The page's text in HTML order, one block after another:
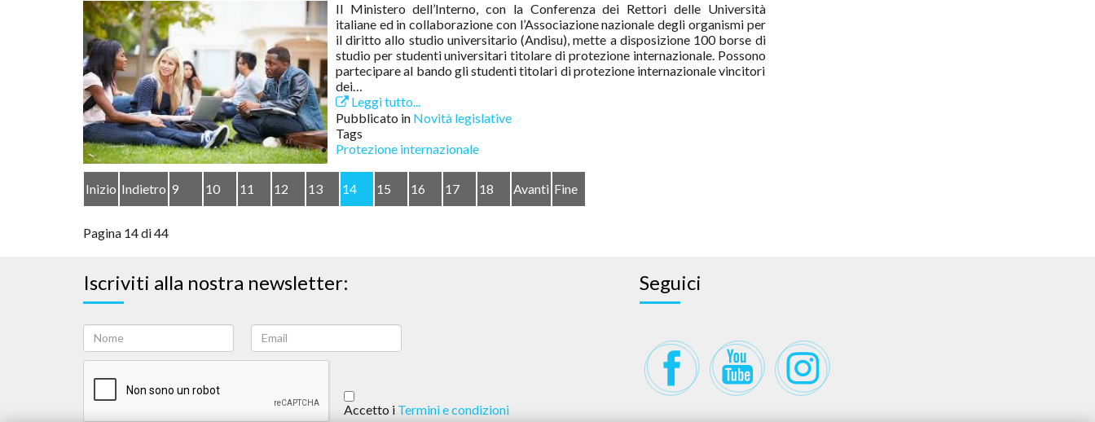
Il Ministero dell’Interno, con la Conferenza dei Rettori delle Università
italiane ed in collaborazione con l’Associazione nazionale degli organismi per
il diritto allo studio universitario (Andisu), mette a disposizione 100 borse di
studio per studenti universitari titolare di protezione internazionale. Possono
partecipare al bando gli studenti titolari di protezione internazionale vincitori
dei…
Leggi tutto...
Pubblicato in Novità legislative
Tags
Protezione internazionale
Inizio Indietro 9 10 11 12 13 14 15 16 17 18 Avanti Fine
Pagina 14 di 44
Iscriviti alla nostra newsletter:
Accetto i Termini e condizioni
Seguici